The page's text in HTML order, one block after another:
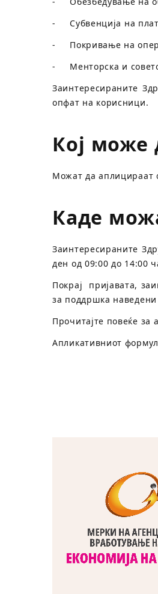
- Субвенција на
- Покривање на
- Менторска и
Заинтересираните
опфат на корисници.
Кој може
Можат да аплицираат
Каде
Заинтересираните
ден од 09:00 до 14:00
Покрај пријавата,
за поддршка
Прочитајте повеќе за
Апликативниот